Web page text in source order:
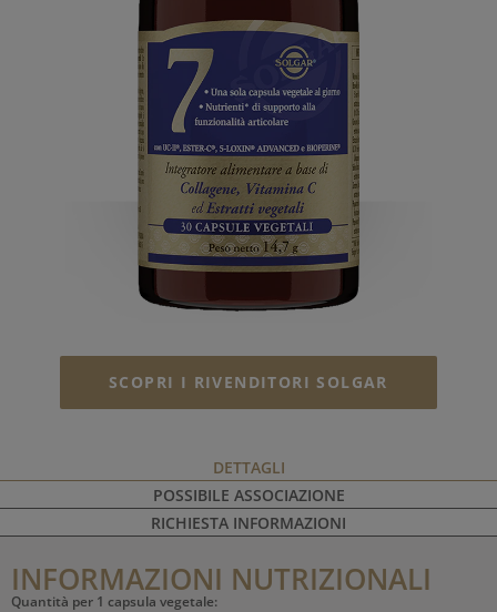
SCOPRI I RIVENDITORI SOLGAR
DETTAGLI
POSSIBILE ASSOCIAZIONE
RICHIESTA INFORMAZIONI
INFORMAZIONI NUTRIZIONALI
Quantità per 1 capsula vegetale: